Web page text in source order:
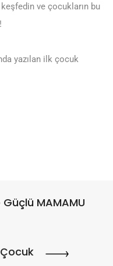
ve çocukların bu
yazılan ilk çocuk
MAMAMU